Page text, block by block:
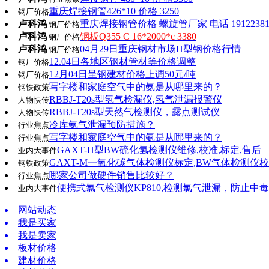
钢厂价格重庆焊接钢管426*10 价格 3250
卢科鸿 钢厂价格重庆焊接钢管价格 螺旋管厂家 电话
卢科鸿 钢厂价格钢板Q355 C 16*2000*c 3380
卢科鸿 钢厂价格04月29日重庆钢材市场H型钢价格行情
钢厂价格12.04日各地区钢材管材等价格调整
钢厂价格12月04日呈钢建材价格上调50元/吨
钢铁政策写字楼和家庭空气中的氨是从哪里来的？
人物快传RBBJ-T20s型氢气检漏仪,氢气泄漏报警仪
人物快传RBBJ-T20s型天然气检测仪，露点测试仪
行业焦点冷库氨气泄漏预防措施？
行业焦点写字楼和家庭空气中的氨是从哪里来的？
业内大事件GAXT-H型BW硫化氢检测仪维修,校准,标定,售后
钢铁政策GAXT-M一氧化碳气体检测仪标定,BW气体检测仪
行业焦点哪家公司做硬件销售比较好？
业内大事件便携式氯气检测仪KP810,检测氯气泄漏，防止中毒
网站动态
我是买家
我是卖家
板材价格
建材价格